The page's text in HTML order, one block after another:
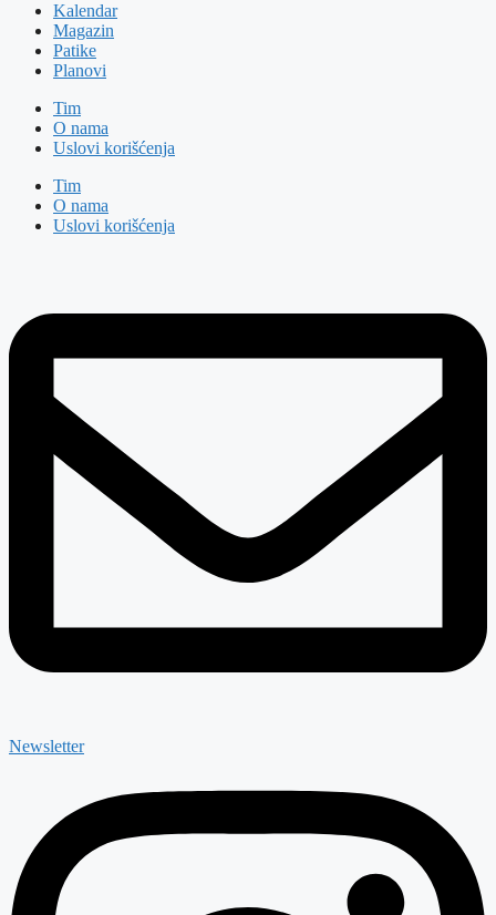
Kalendar
Magazin
Patike
Planovi
Tim
O nama
Uslovi korišćenja
Tim
O nama
Uslovi korišćenja
Newsletter